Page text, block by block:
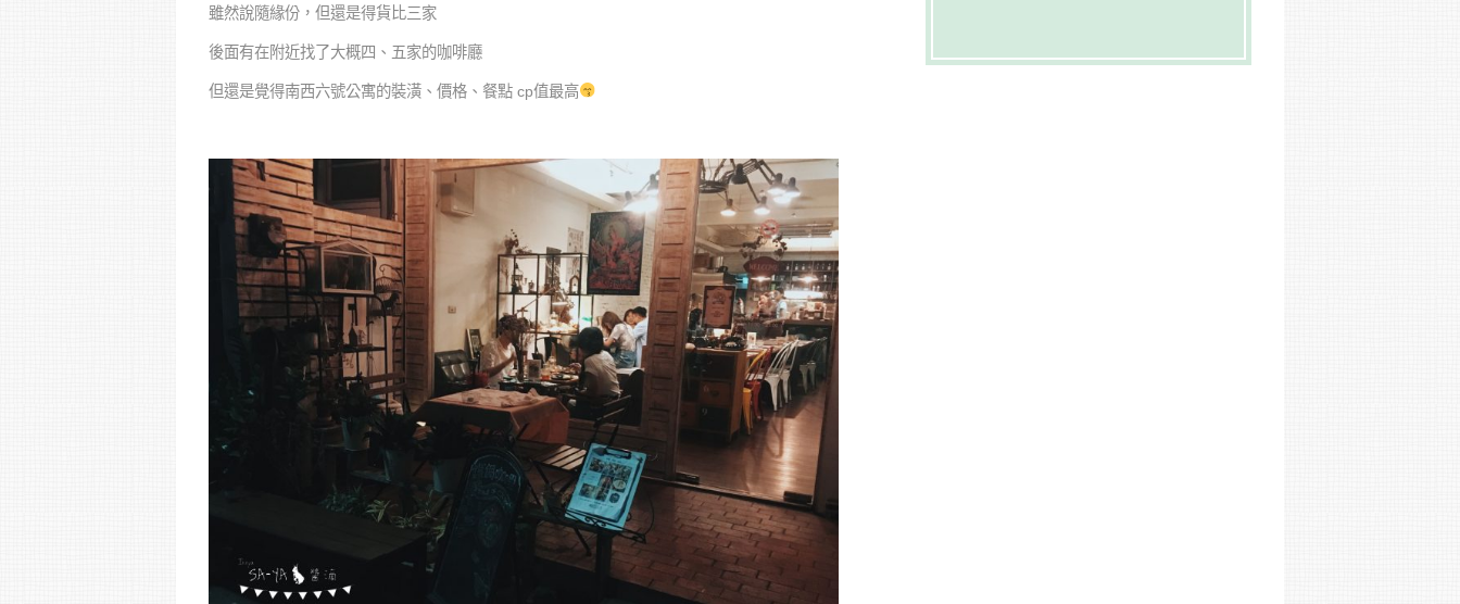
雖然說隨緣份，但還是得貨比三家
後面有在附近找了大概四、五家的咖啡廳
但還是覺得南西六號公寓的裝潢、價格、餐點 cp值最高